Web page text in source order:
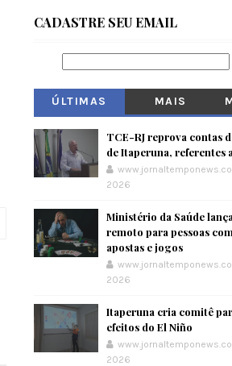
CADASTRE SEU EMAIL
ÚLTIMAS
MAIS
TCE-RJ reprova contas
de Itaperuna, referentes
2026
Ministério da Saúde
remoto para pessoas
apostas e jogos
2026
Itaperuna cria comitê
efeitos do El Niño
2026